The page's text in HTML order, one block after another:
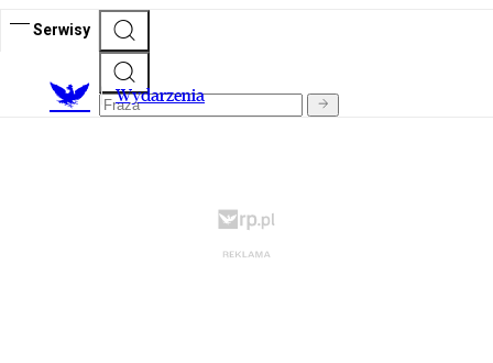
Serwisy
Wydarzenia